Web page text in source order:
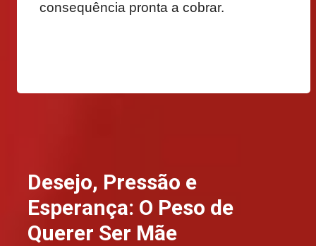
consequência pronta a cobrar.
Desejo, Pressão e
Esperança: O Peso de
Querer Ser Mãe